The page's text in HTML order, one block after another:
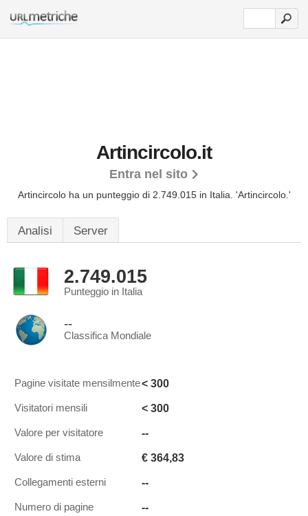
Artincircolo.it
Entra nel sito
Artincircolo ha un punteggio di 2.749.015 in Italia. 'Artincircolo.'
Analisi Server
2.749.015
Punteggio in Italia
--
Classifica Mondiale
Pagine visitate mensilmente< 300
Visitatori mensili < 300
Valore per visitatore --
Valore di stima € 364,83
Collegamenti esterni --
Numero di pagine --